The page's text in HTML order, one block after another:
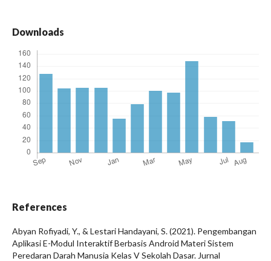
Downloads
References
Abyan Rofiyadi, Y., & Lestari Handayani, S. (2021). Pengembangan
Aplikasi E-Modul Interaktif Berbasis Android Materi Sistem
Peredaran Darah Manusia Kelas V Sekolah Dasar. Jurnal